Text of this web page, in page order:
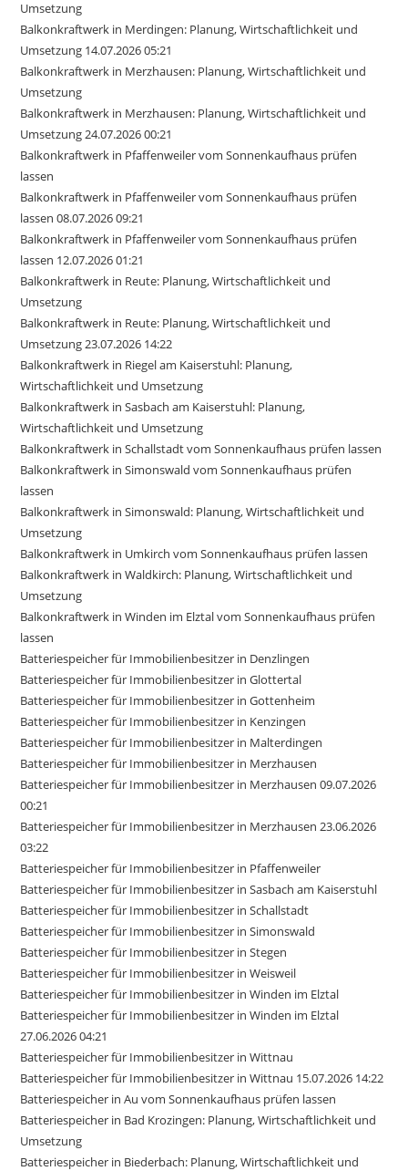
Umsetzung
Balkonkraftwerk in Merdingen: Planung, Wirtschaftlichkeit und
Umsetzung 14.07.2026 05:21
Balkonkraftwerk in Merzhausen: Planung, Wirtschaftlichkeit und
Umsetzung
Balkonkraftwerk in Merzhausen: Planung, Wirtschaftlichkeit und
Umsetzung 24.07.2026 00:21
Balkonkraftwerk in Pfaffenweiler vom Sonnenkaufhaus prüfen
lassen
Balkonkraftwerk in Pfaffenweiler vom Sonnenkaufhaus prüfen
lassen 08.07.2026 09:21
Balkonkraftwerk in Pfaffenweiler vom Sonnenkaufhaus prüfen
lassen 12.07.2026 01:21
Balkonkraftwerk in Reute: Planung, Wirtschaftlichkeit und
Umsetzung
Balkonkraftwerk in Reute: Planung, Wirtschaftlichkeit und
Umsetzung 23.07.2026 14:22
Balkonkraftwerk in Riegel am Kaiserstuhl: Planung,
Wirtschaftlichkeit und Umsetzung
Balkonkraftwerk in Sasbach am Kaiserstuhl: Planung,
Wirtschaftlichkeit und Umsetzung
Balkonkraftwerk in Schallstadt vom Sonnenkaufhaus prüfen lassen
Balkonkraftwerk in Simonswald vom Sonnenkaufhaus prüfen
lassen
Balkonkraftwerk in Simonswald: Planung, Wirtschaftlichkeit und
Umsetzung
Balkonkraftwerk in Umkirch vom Sonnenkaufhaus prüfen lassen
Balkonkraftwerk in Waldkirch: Planung, Wirtschaftlichkeit und
Umsetzung
Balkonkraftwerk in Winden im Elztal vom Sonnenkaufhaus prüfen
lassen
Batteriespeicher für Immobilienbesitzer in Denzlingen
Batteriespeicher für Immobilienbesitzer in Glottertal
Batteriespeicher für Immobilienbesitzer in Gottenheim
Batteriespeicher für Immobilienbesitzer in Kenzingen
Batteriespeicher für Immobilienbesitzer in Malterdingen
Batteriespeicher für Immobilienbesitzer in Merzhausen
Batteriespeicher für Immobilienbesitzer in Merzhausen 09.07.2026
00:21
Batteriespeicher für Immobilienbesitzer in Merzhausen 23.06.2026
03:22
Batteriespeicher für Immobilienbesitzer in Pfaffenweiler
Batteriespeicher für Immobilienbesitzer in Sasbach am Kaiserstuhl
Batteriespeicher für Immobilienbesitzer in Schallstadt
Batteriespeicher für Immobilienbesitzer in Simonswald
Batteriespeicher für Immobilienbesitzer in Stegen
Batteriespeicher für Immobilienbesitzer in Weisweil
Batteriespeicher für Immobilienbesitzer in Winden im Elztal
Batteriespeicher für Immobilienbesitzer in Winden im Elztal
27.06.2026 04:21
Batteriespeicher für Immobilienbesitzer in Wittnau
Batteriespeicher für Immobilienbesitzer in Wittnau 15.07.2026 14:22
Batteriespeicher in Au vom Sonnenkaufhaus prüfen lassen
Batteriespeicher in Bad Krozingen: Planung, Wirtschaftlichkeit und
Umsetzung
Batteriespeicher in Biederbach: Planung, Wirtschaftlichkeit und